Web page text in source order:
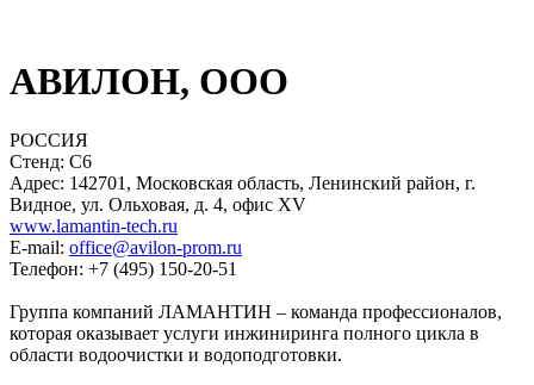
АВИЛОН, ООО
РОССИЯ
Стенд: C6
Адрес: 142701, Московская область, Ленинский район, г.
Видное, ул. Ольховая, д. 4, офис XV
www.lamantin-tech.ru
E-mail: office@avilon-prom.ru
Телефон: +7 (495) 150-20-51
Группа компаний ЛАМАНТИН – команда профессионалов,
которая оказывает услуги инжиниринга полного цикла в
области водоочистки и водоподготовки.